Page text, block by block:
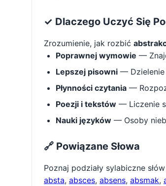
✓ Dlaczego Uczyć Się
Zrozumienie, jak rozbić
Poprawnej wymowie —
Lepszej pisowni — Dzielenie
Płynności czytania —
Poezji i tekstów — Liczenie
Nauki języków — Osoby
🔗 Powiązane Słowa
Poznaj podziały sylabiczne
absta, absces, absens, absmak,